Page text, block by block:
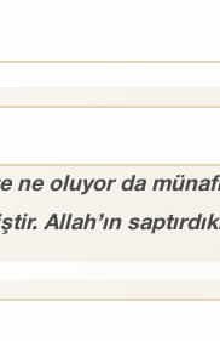
ne oluyor da
Allah’ın